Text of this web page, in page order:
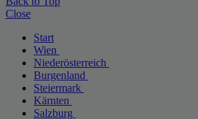
Close
Start
Wien
Niederösterreich
Burgenland
Steiermark
Kärnten
Salzburg